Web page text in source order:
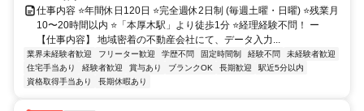
仕事内容 ⭐年間休日120日 ⭐完全週休2日制 (毎週土曜・日曜) ⭐残業月
10〜20時間以内 ⭐「本厚木駅」より徒歩1分 ⭐経理経験不問！ ー
【仕事内容】 地域密着の不動産会社にて、データ入力...
業界未経験者歓迎 フリーター歓迎 学歴不問 固定時間制 経験不問
未経験者歓迎
住宅手当あり
経験者歓迎 賞与あり ブランクOK 長期歓迎
駅近5分以内
資格取得手当あり
長期休暇あり